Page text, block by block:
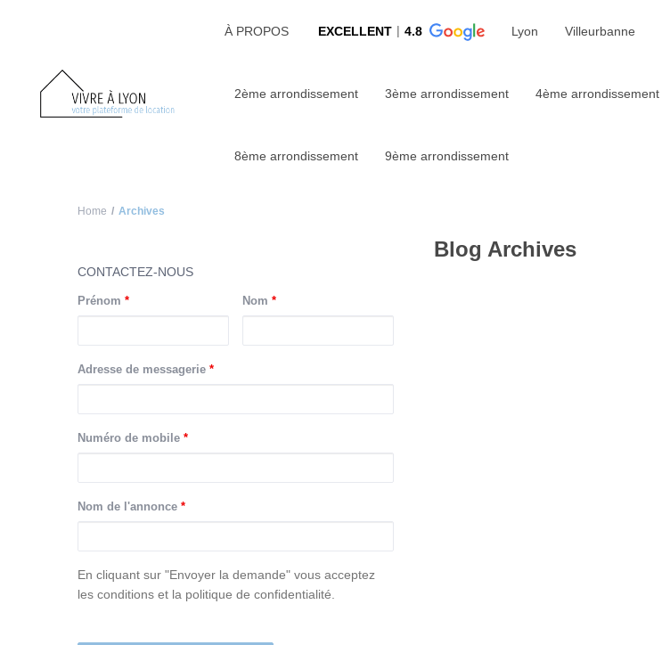
À PROPOS EXCELLENT 4.8 Lyon Villeurbanne
2ème arrondissement 3ème arrondissement 4ème arrondissement
8ème arrondissement 9ème arrondissement
Home Archives
Blog Archives
CONTACTEZ-NOUS
Prénom * Nom *
Adresse de messagerie *
Numéro de mobile *
Nom de l'annonce *
consentement
En cliquant sur "Envoyer la demande" vous acceptez
les conditions et la politique de confidentialité.